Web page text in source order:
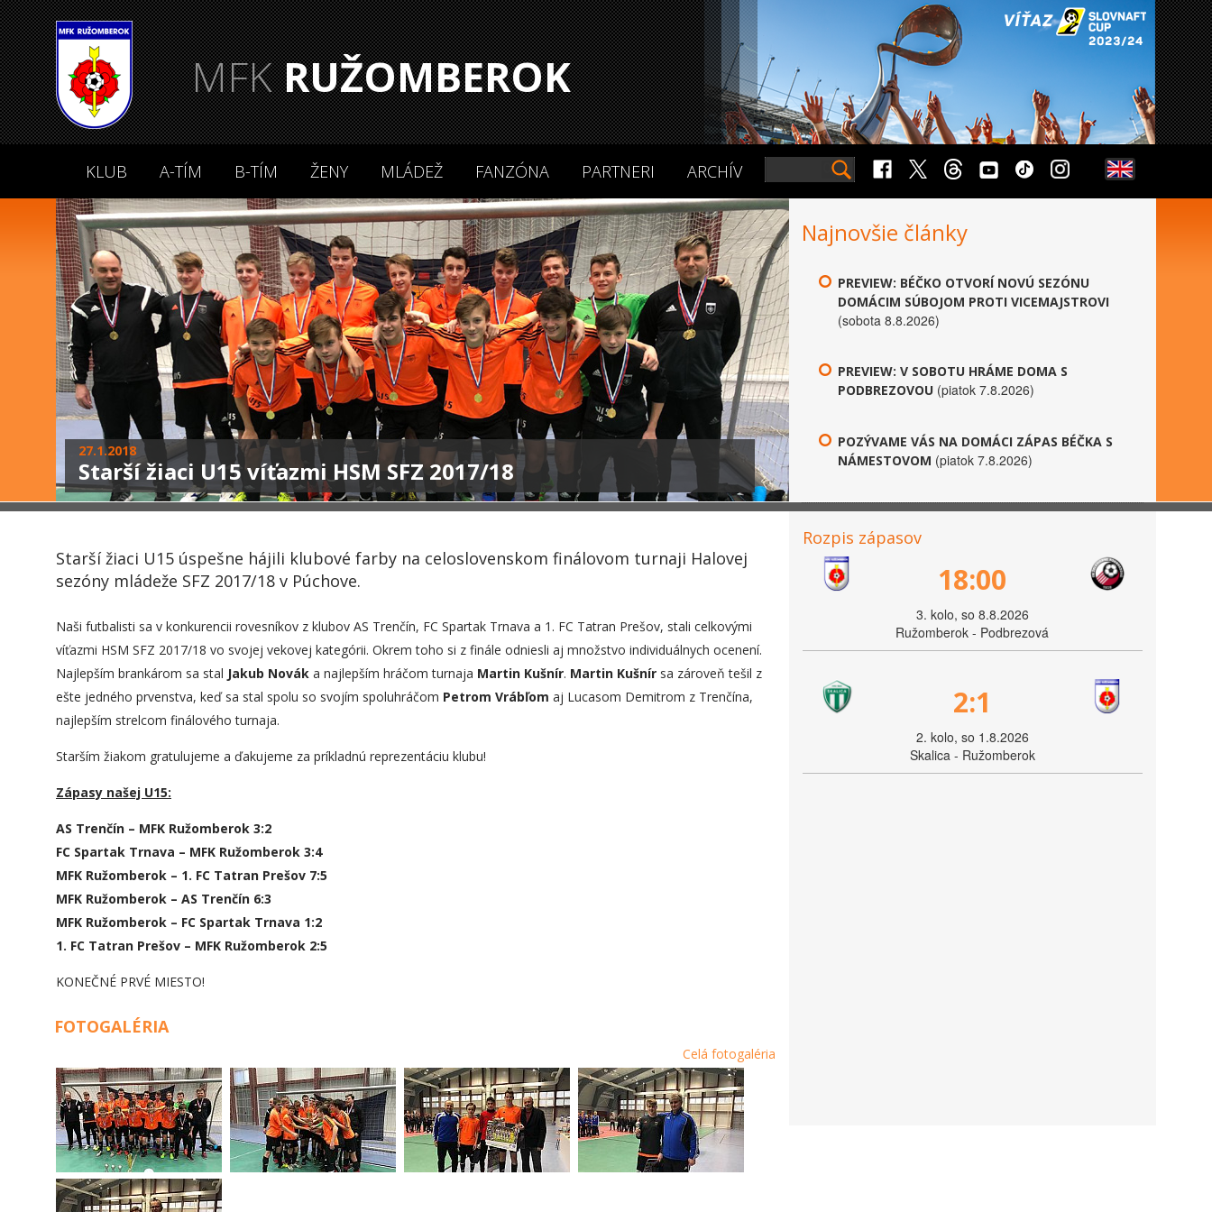
MFKRUŽOMBEROK
KLUB A-TÍM B-TÍM ŽENY MLÁDEŽ FANZÓNA PARTNERI ARCHÍV
27.1.2018
Starší žiaci U15 víťazmi HSM SFZ 2017/18
Najnovšie články
PREVIEW: BÉČKO OTVORÍ NOVÚ SEZÓNU
DOMÁCIM SÚBOJOM PROTI VICEMAJSTROVI
(sobota 8.8.2026)
PREVIEW: V SOBOTU HRÁME DOMA S
PODBREZOVOU (piatok 7.8.2026)
POZÝVAME VÁS NA DOMÁCI ZÁPAS BÉČKA S
NÁMESTOVOM (piatok 7.8.2026)
Starší žiaci U15 úspešne hájili klubové farby na celoslovenskom finálovom turnaji Halovej
sezóny mládeže SFZ 2017/18 v Púchove.
Naši futbalisti sa v konkurencii rovesníkov z klubov AS Trenčín, FC Spartak Trnava a 1. FC Tatran Prešov, stali celkovými
víťazmi HSM SFZ 2017/18 vo svojej vekovej kategórii. Okrem toho si z finále odniesli aj množstvo individuálnych ocenení.
Najlepším brankárom sa stal Jakub Novák a najlepším hráčom turnaja Martin Kušnír. Martin Kušnír sa zároveň tešil z
ešte jedného prvenstva, keď sa stal spolu so svojím spoluhráčom Petrom Vrábľom aj Lucasom Demitrom z Trenčína,
najlepším strelcom finálového turnaja.
Starším žiakom gratulujeme a ďakujeme za príkladnú reprezentáciu klubu!
Zápasy našej U15:
AS Trenčín – MFK Ružomberok 3:2
FC Spartak Trnava – MFK Ružomberok 3:4
MFK Ružomberok – 1. FC Tatran Prešov 7:5
MFK Ružomberok – AS Trenčín 6:3
MFK Ružomberok – FC Spartak Trnava 1:2
1. FC Tatran Prešov – MFK Ružomberok 2:5
KONEČNÉ PRVÉ MIESTO!
FOTOGALÉRIA
Celá fotogaléria
Rozpis zápasov
18:00
3. kolo, so 8.8.2026
Ružomberok - Podbrezová
2:1
2. kolo, so 1.8.2026
Skalica - Ružomberok